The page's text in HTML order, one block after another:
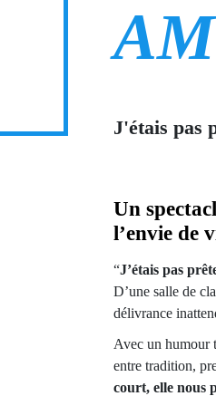
J'étais pas
Un
l’envie de
“J’étais pas
D’une salle de
délivrance
Avec un humour
entre tradition,
court, elle nous